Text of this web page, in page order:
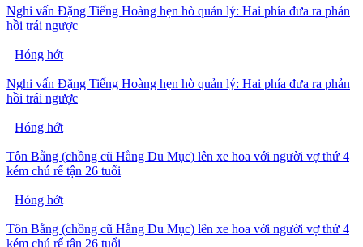
Nghi vấn Đặng Tiếng Hoàng hẹn hò quản lý: Hai phía đưa ra phản
hồi trái ngược
Hóng hớt
Nghi vấn Đặng Tiếng Hoàng hẹn hò quản lý: Hai phía đưa ra phản
hồi trái ngược
Hóng hớt
Tôn Bằng (chồng cũ Hằng Du Mục) lên xe hoa với người vợ thứ 4
kém chú rể tận 26 tuổi
Hóng hớt
Tôn Bằng (chồng cũ Hằng Du Mục) lên xe hoa với người vợ thứ 4
kém chú rể tận 26 tuổi